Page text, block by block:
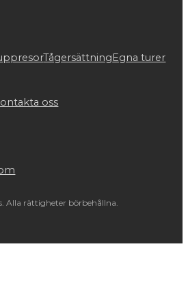
TågersättningEgna turer
oss
Alla rättigheter börbehållna.